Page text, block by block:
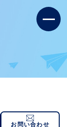
お問い合わせ